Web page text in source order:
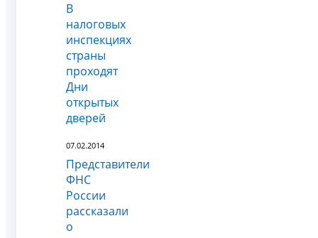
В
налоговых
инспекциях
страны
проходят
Дни
открытых
дверей
07.02.2014
Представители
ФНС
России
рассказали
о